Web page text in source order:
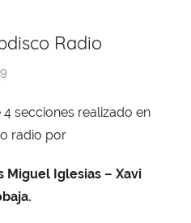
Radio
r
X
v
i
secciones realizado en
radio por
Miguel Iglesias – Xavi